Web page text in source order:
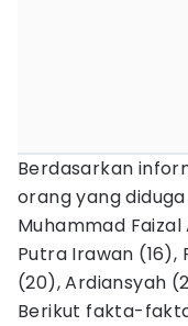
Berdasarkan
orang yang
Muhammad Faizal
Putra Irawan (16),
(20), Ardiansyah
Berikut fakta-